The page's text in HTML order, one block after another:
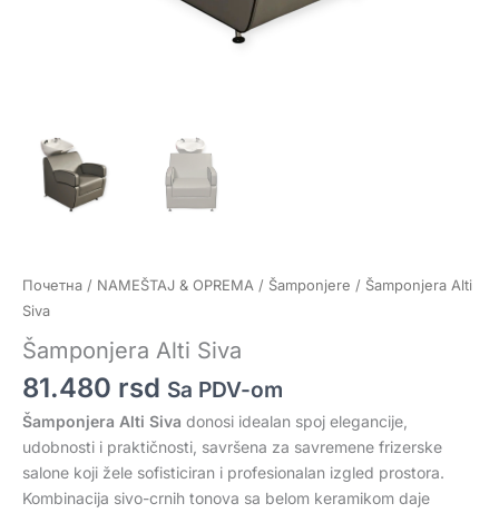
Почетна / NAMEŠTAJ & OPREMA / Šamponjere / Šamponjera Alti
Siva
Šamponjera Alti Siva
81.480 rsd Sa PDV-om
Šamponjera Alti Siva donosi idealan spoj elegancije,
udobnosti i praktičnosti, savršena za savremene frizerske
salone koji žele sofisticiran i profesionalan izgled prostora.
Kombinacija sivo-crnih tonova sa belom keramikom daje